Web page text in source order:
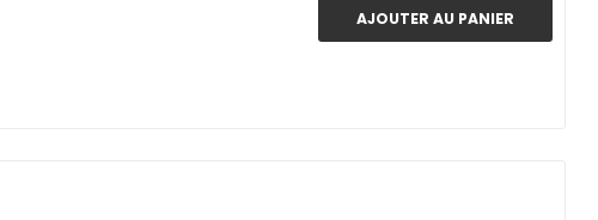
AJOUTER AU PANIER